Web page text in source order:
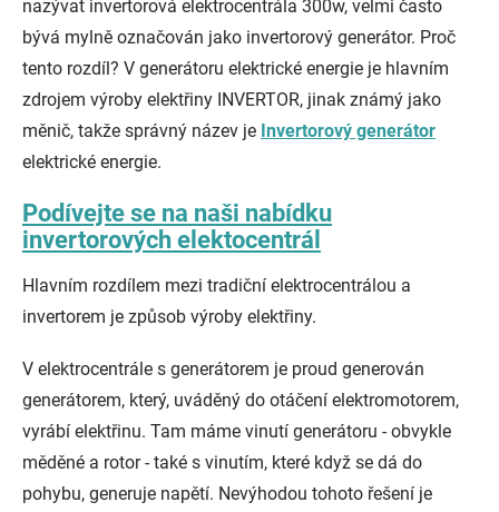
nazývat invertorová elektrocentrála 300w, velmi často
bývá mylně označován jako invertorový generátor. Proč
tento rozdíl? V generátoru elektrické energie je hlavním
zdrojem výroby elektřiny INVERTOR, jinak známý jako
měnič, takže správný název je Invertorový generátor
elektrické energie.
Podívejte se na naši nabídku
invertorových elektocentrál
Hlavním rozdílem mezi tradiční elektrocentrálou a
invertorem je způsob výroby elektřiny.
V elektrocentrále s generátorem je proud generován
generátorem, který, uváděný do otáčení elektromotorem,
vyrábí elektřinu. Tam máme vinutí generátoru - obvykle
měděné a rotor - také s vinutím, které když se dá do
pohybu, generuje napětí. Nevýhodou tohoto řešení je